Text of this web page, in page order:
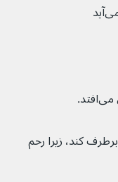
را برطرف کند، زیرا رحم